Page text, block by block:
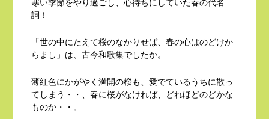
詞！
「世の中にたえて桜のなかりせば、春の心はのどけか
らまし」は、古今和歌集でしたか。
薄紅色にかがやく満開の桜も、愛でているうちに散っ
てしまう・・、春に桜がなければ、どれほどのどかな
ものか・・。